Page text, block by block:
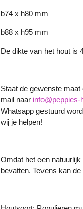
b74 x h80 mm
b88 x h95 mm
De dikte van het hout is
Staat de gewenste
mail naar info@peppies-
Whatsapp gestuurd
wij je helpen!
Omdat het een
bevatten. Tevens kan